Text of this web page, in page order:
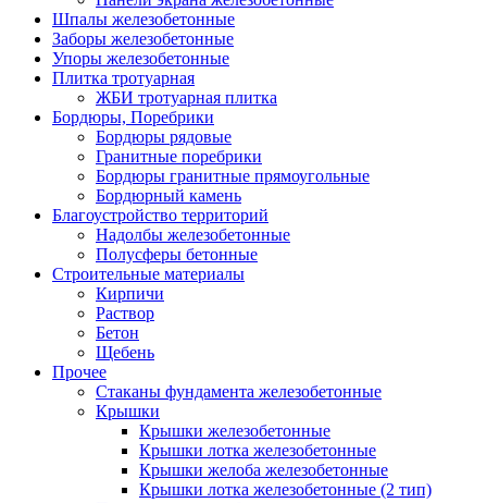
Шпалы железобетонные
Заборы железобетонные
Упоры железобетонные
Плитка тротуарная
ЖБИ тротуарная плитка
Бордюры, Поребрики
Бордюры рядовые
Гранитные поребрики
Бордюры гранитные прямоугольные
Бордюрный камень
Благоустройство территорий
Надолбы железобетонные
Полусферы бетонные
Строительные материалы
Кирпичи
Раствор
Бетон
Щебень
Прочее
Стаканы фундамента железобетонные
Крышки
Крышки железобетонные
Крышки лотка железобетонные
Крышки желоба железобетонные
Крышки лотка железобетонные (2 тип)